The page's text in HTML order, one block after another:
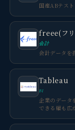
国産ABテス
freee(フ
会計
会計データを
Tableau
BI
企業のデータ
できる幅も広